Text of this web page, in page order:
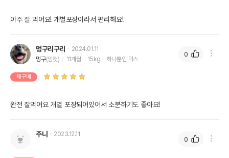
아주 잘 먹어요! 개별포장이라서 편리해요!
멍구리구리
2024.01.11
멍구(암컷) 11개월 15kg 하나뿐인 믹스
재구매
완전 잘먹어요 개별 포장되어있어서 소분하기도 좋아요!
0
주니 2023.12.11
0